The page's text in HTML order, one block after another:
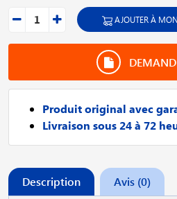
AJOUTER À
Produit original avec
Livraison sous 24 à 72
Description Avis (0)